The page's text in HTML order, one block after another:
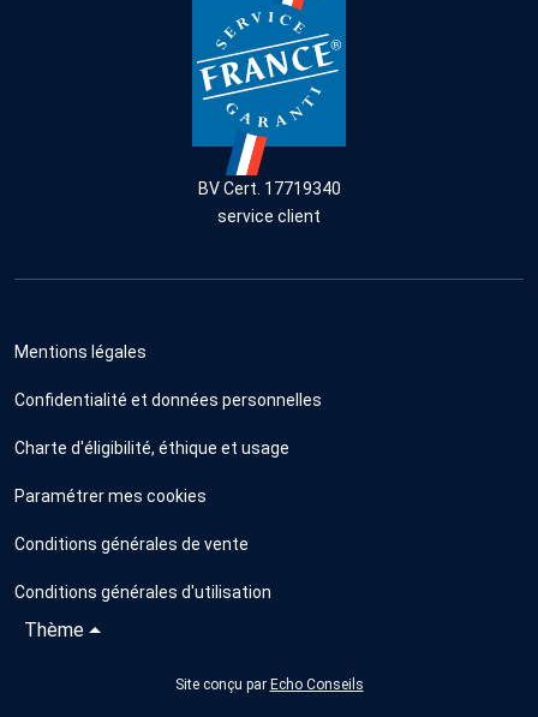
BV Cert. 17719340
service client
Mentions légales
Confidentialité et données personnelles
Charte d'éligibilité, éthique et usage
Paramétrer mes cookies
Conditions générales de vente
Conditions générales d'utilisation
Thème
Site conçu par Echo Conseils